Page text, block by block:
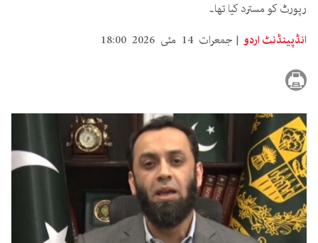
رپورٹ کو مسترد کیا تھا۔
انڈپینڈنٹ اردو
جمعرات 14 مئی 2026 18:00